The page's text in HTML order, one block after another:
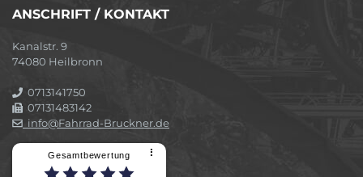
ANSCHRIFT / KONTAKT
Kanalstr. 9
74080 Heilbronn
0713141750
07131483142
info@Fahrrad-Bruckner.de
Gesamtbewertung ⠇